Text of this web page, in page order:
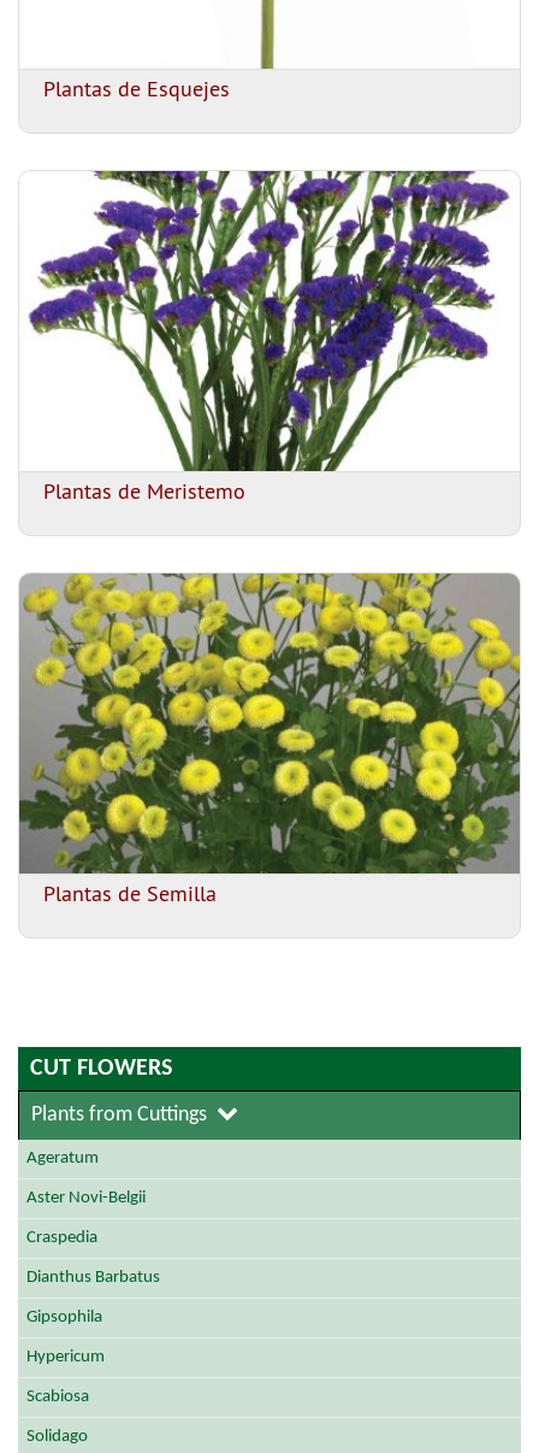
CUT FLOWERS
Plants from Cuttings
Ageratum
Aster Novi-Belgii
Craspedia
Dianthus Barbatus
Gipsophila
Hypericum
Scabiosa
Solidago
Plantas de Esquejes
Plantas de Meristemo
Plantas de Semilla